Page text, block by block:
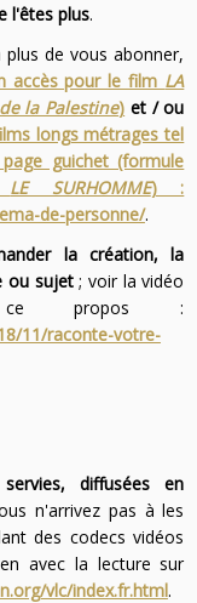
l'êtes plus.
plus de vous abonner,
accès pour le film LA
la Palestine) et / ou
longs métrages tel
guichet (formule
LE SURHOMME) :
de-personne/.
la création, la
ou sujet; voir la vidéo
ce propos :
11/raconte-votre-
diffusées en
n'arrivez pas à les
des codecs vidéos
avec la lecture sur
vlc/index.fr.html.